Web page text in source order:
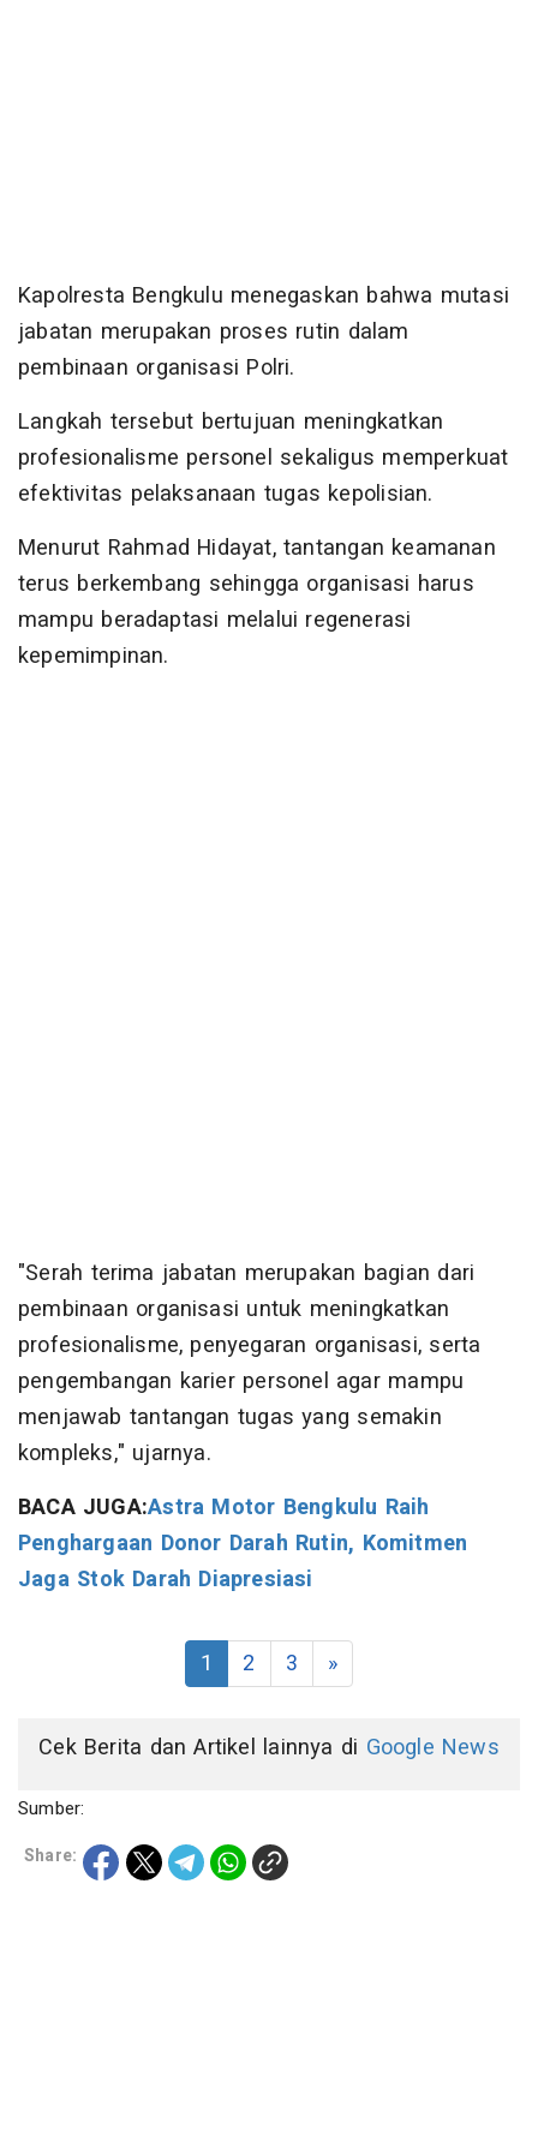
Kapolresta Bengkulu menegaskan bahwa mutasi
jabatan merupakan proses rutin dalam
pembinaan organisasi Polri.
Langkah tersebut bertujuan meningkatkan
profesionalisme personel sekaligus memperkuat
efektivitas pelaksanaan tugas kepolisian.
Menurut Rahmad Hidayat, tantangan keamanan
terus berkembang sehingga organisasi harus
mampu beradaptasi melalui regenerasi
kepemimpinan.
"Serah terima jabatan merupakan bagian dari
pembinaan organisasi untuk meningkatkan
profesionalisme, penyegaran organisasi, serta
pengembangan karier personel agar mampu
menjawab tantangan tugas yang semakin
kompleks," ujarnya.
BACA JUGA:Astra Motor Bengkulu Raih
Penghargaan Donor Darah Rutin, Komitmen
Jaga Stok Darah Diapresiasi
1 2 3 »
Cek Berita dan Artikel lainnya di Google News
Sumber:
Share: